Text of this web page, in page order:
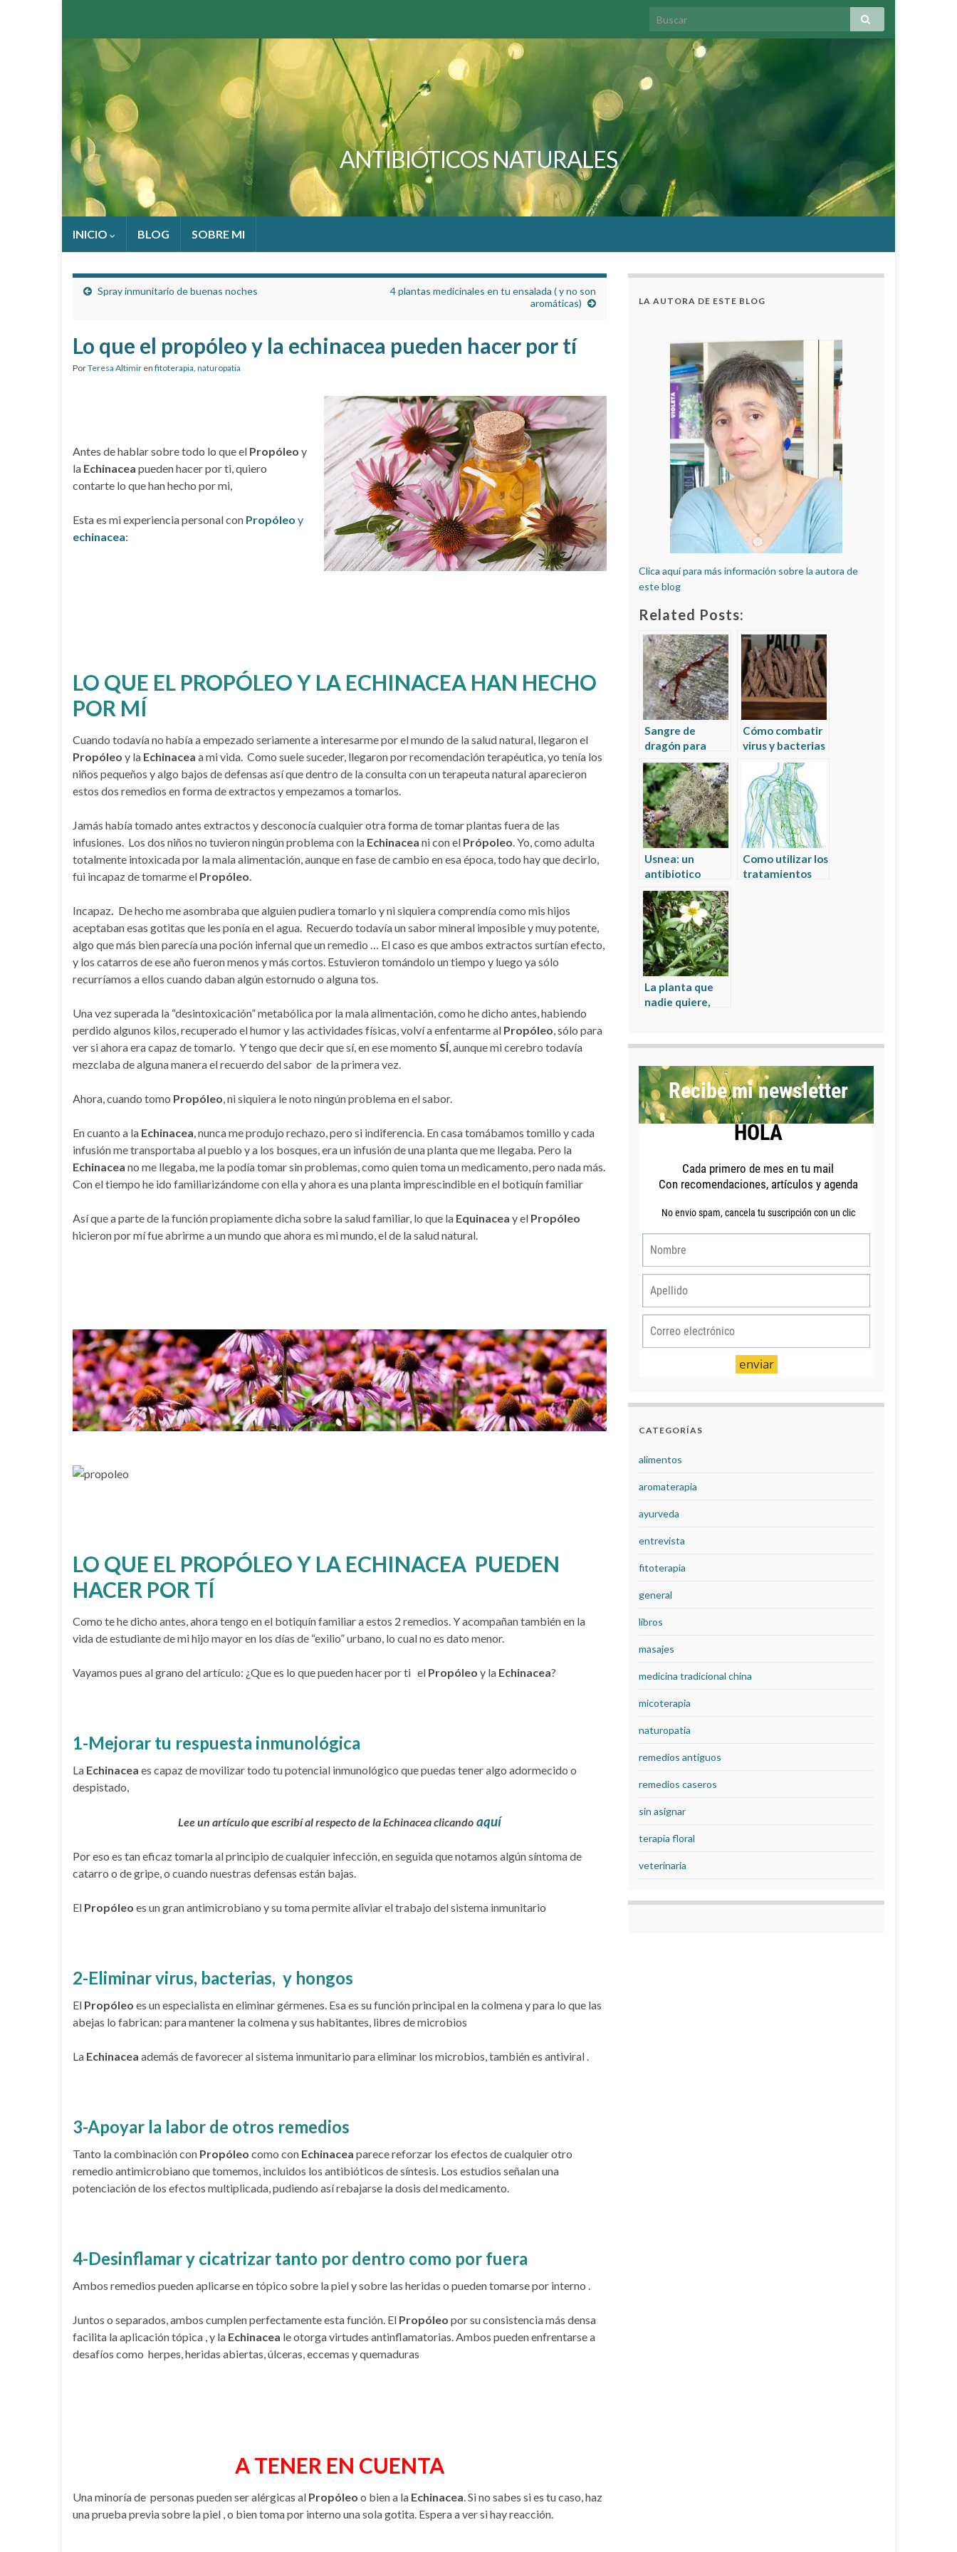
ANTIBIÓTICOS NATURALES
INICIO BLOG SOBRE MI
Spray inmunitario de buenas noches
4 plantas medicinales en tu ensalada ( y no son
aromáticas)
Lo que el propóleo y la echinacea pueden hacer por tí
PorTeresa Altimir en fitoterapia, naturopatia
Antes de hablar sobre todo lo que el Propóleo y
la Echinacea pueden hacer por ti, quiero
contarte lo que han hecho por mi,
Esta es mi experiencia personal con Propóleo y
echinacea:
LO QUE EL PROPÓLEO Y LA ECHINACEA HAN HECHO
POR MÍ
Cuando todavía no había a empezado seriamente a interesarme por el mundo de la salud natural, llegaron el
Propóleo y la Echinacea a mi vida. Como suele suceder, llegaron por recomendación terapéutica, yo tenía los
niños pequeños y algo bajos de defensas así que dentro de la consulta con un terapeuta natural aparecieron
estos dos remedios en forma de extractos y empezamos a tomarlos.
Jamás había tomado antes extractos y desconocía cualquier otra forma de tomar plantas fuera de las
infusiones. Los dos niños no tuvieron ningún problema con la Echinacea ni con el Própoleo. Yo, como adulta
totalmente intoxicada por la mala alimentación, aunque en fase de cambio en esa época, todo hay que decirlo,
fui incapaz de tomarme el Propóleo.
Incapaz. De hecho me asombraba que alguien pudiera tomarlo y ni siquiera comprendía como mis hijos
aceptaban esas gotitas que les ponía en el agua. Recuerdo todavía un sabor mineral imposible y muy potente,
algo que más bien parecía una poción infernal que un remedio … El caso es que ambos extractos surtían efecto,
y los catarros de ese año fueron menos y más cortos. Estuvieron tomándolo un tiempo y luego ya sólo
recurríamos a ellos cuando daban algún estornudo o alguna tos.
Una vez superada la “desintoxicación” metabólica por la mala alimentación, como he dicho antes, habiendo
perdido algunos kilos, recuperado el humor y las actividades físicas, volví a enfentarme al Propóleo, sólo para
ver si ahora era capaz de tomarlo. Y tengo que decir que sí, en ese momento SÍ, aunque mi cerebro todavía
mezclaba de alguna manera el recuerdo del sabor de la primera vez.
Ahora, cuando tomo Propóleo, ni siquiera le noto ningún problema en el sabor.
En cuanto a la Echinacea, nunca me produjo rechazo, pero si indiferencia. En casa tomábamos tomillo y cada
infusión me transportaba al pueblo y a los bosques, era un infusión de una planta que me llegaba. Pero la
Echinacea no me llegaba, me la podía tomar sin problemas, como quien toma un medicamento, pero nada más.
Con el tiempo he ido familiarizándome con ella y ahora es una planta imprescindible en el botiquín familiar
Así que a parte de la función propiamente dicha sobre la salud familiar, lo que la Equinacea y el Propóleo
hicieron por mí fue abrirme a un mundo que ahora es mi mundo, el de la salud natural.
LO QUE EL PROPÓLEO Y LA ECHINACEA PUEDEN
HACER POR TÍ
Como te he dicho antes, ahora tengo en el botiquín familiar a estos 2 remedios. Y acompañan también en la
vida de estudiante de mi hijo mayor en los días de “exilio” urbano, lo cual no es dato menor.
Vayamos pues al grano del artículo: ¿Que es lo que pueden hacer por ti el Propóleo y la Echinacea?
1-Mejorar tu respuesta inmunológica
La Echinacea es capaz de movilizar todo tu potencial inmunológico que puedas tener algo adormecido o
despistado,
Lee un artículo que escribí al respecto de la Echinacea clicando aquí
Por eso es tan eficaz tomarla al principio de cualquier infección, en seguida que notamos algún síntoma de
catarro o de gripe, o cuando nuestras defensas están bajas.
El Propóleo es un gran antimicrobiano y su toma permite aliviar el trabajo del sistema inmunitario
2-Eliminar virus, bacterias, y hongos
El Propóleo es un especialista en eliminar gérmenes. Esa es su función principal en la colmena y para lo que las
abejas lo fabrican: para mantener la colmena y sus habitantes, libres de microbios
La Echinacea además de favorecer al sistema inmunitario para eliminar los microbios, también es antiviral .
3-Apoyar la labor de otros remedios
Tanto la combinación con Propóleo como con Echinacea parece reforzar los efectos de cualquier otro
remedio antimicrobiano que tomemos, incluidos los antibióticos de síntesis. Los estudios señalan una
potenciación de los efectos multiplicada, pudiendo así rebajarse la dosis del medicamento.
4-Desinflamar y cicatrizar tanto por dentro como por fuera
Ambos remedios pueden aplicarse en tópico sobre la piel y sobre las heridas o pueden tomarse por interno .
Juntos o separados, ambos cumplen perfectamente esta función. El Propóleo por su consistencia más densa
facilita la aplicación tópica , y la Echinacea le otorga virtudes antinflamatorias. Ambos pueden enfrentarse a
desafíos como herpes, heridas abiertas, úlceras, eccemas y quemaduras
A TENER EN CUENTA
Una minoría de personas pueden ser alérgicas al Propóleo o bien a la Echinacea . Si no sabes si es tu caso, haz
una prueba previa sobre la piel , o bien toma por interno una sola gotita. Espera a ver si hay reacción.
LA AUTORA DE ESTE BLOG
Clica aquí para más información sobre la autora de
este blog
Related Posts:
Sangre de
dragón para
curar úlcera
Cómo combatir
virus y bacterias
con regaliz (la
técnica del
defensa central)
Usnea: un
antibiotico
natural para
infecciones
localizadas
Como utilizar los
tratamientos
La planta que
nadie quiere,
gente usa
CATEGORÍAS
alimentos
aromaterapia
ayurveda
entrevista
fitoterapia
general
libros
masajes
medicina tradicional china
micoterapia
naturopatia
remedios antiguos
remedios caseros
sin asignar
terapia floral
veterinaria